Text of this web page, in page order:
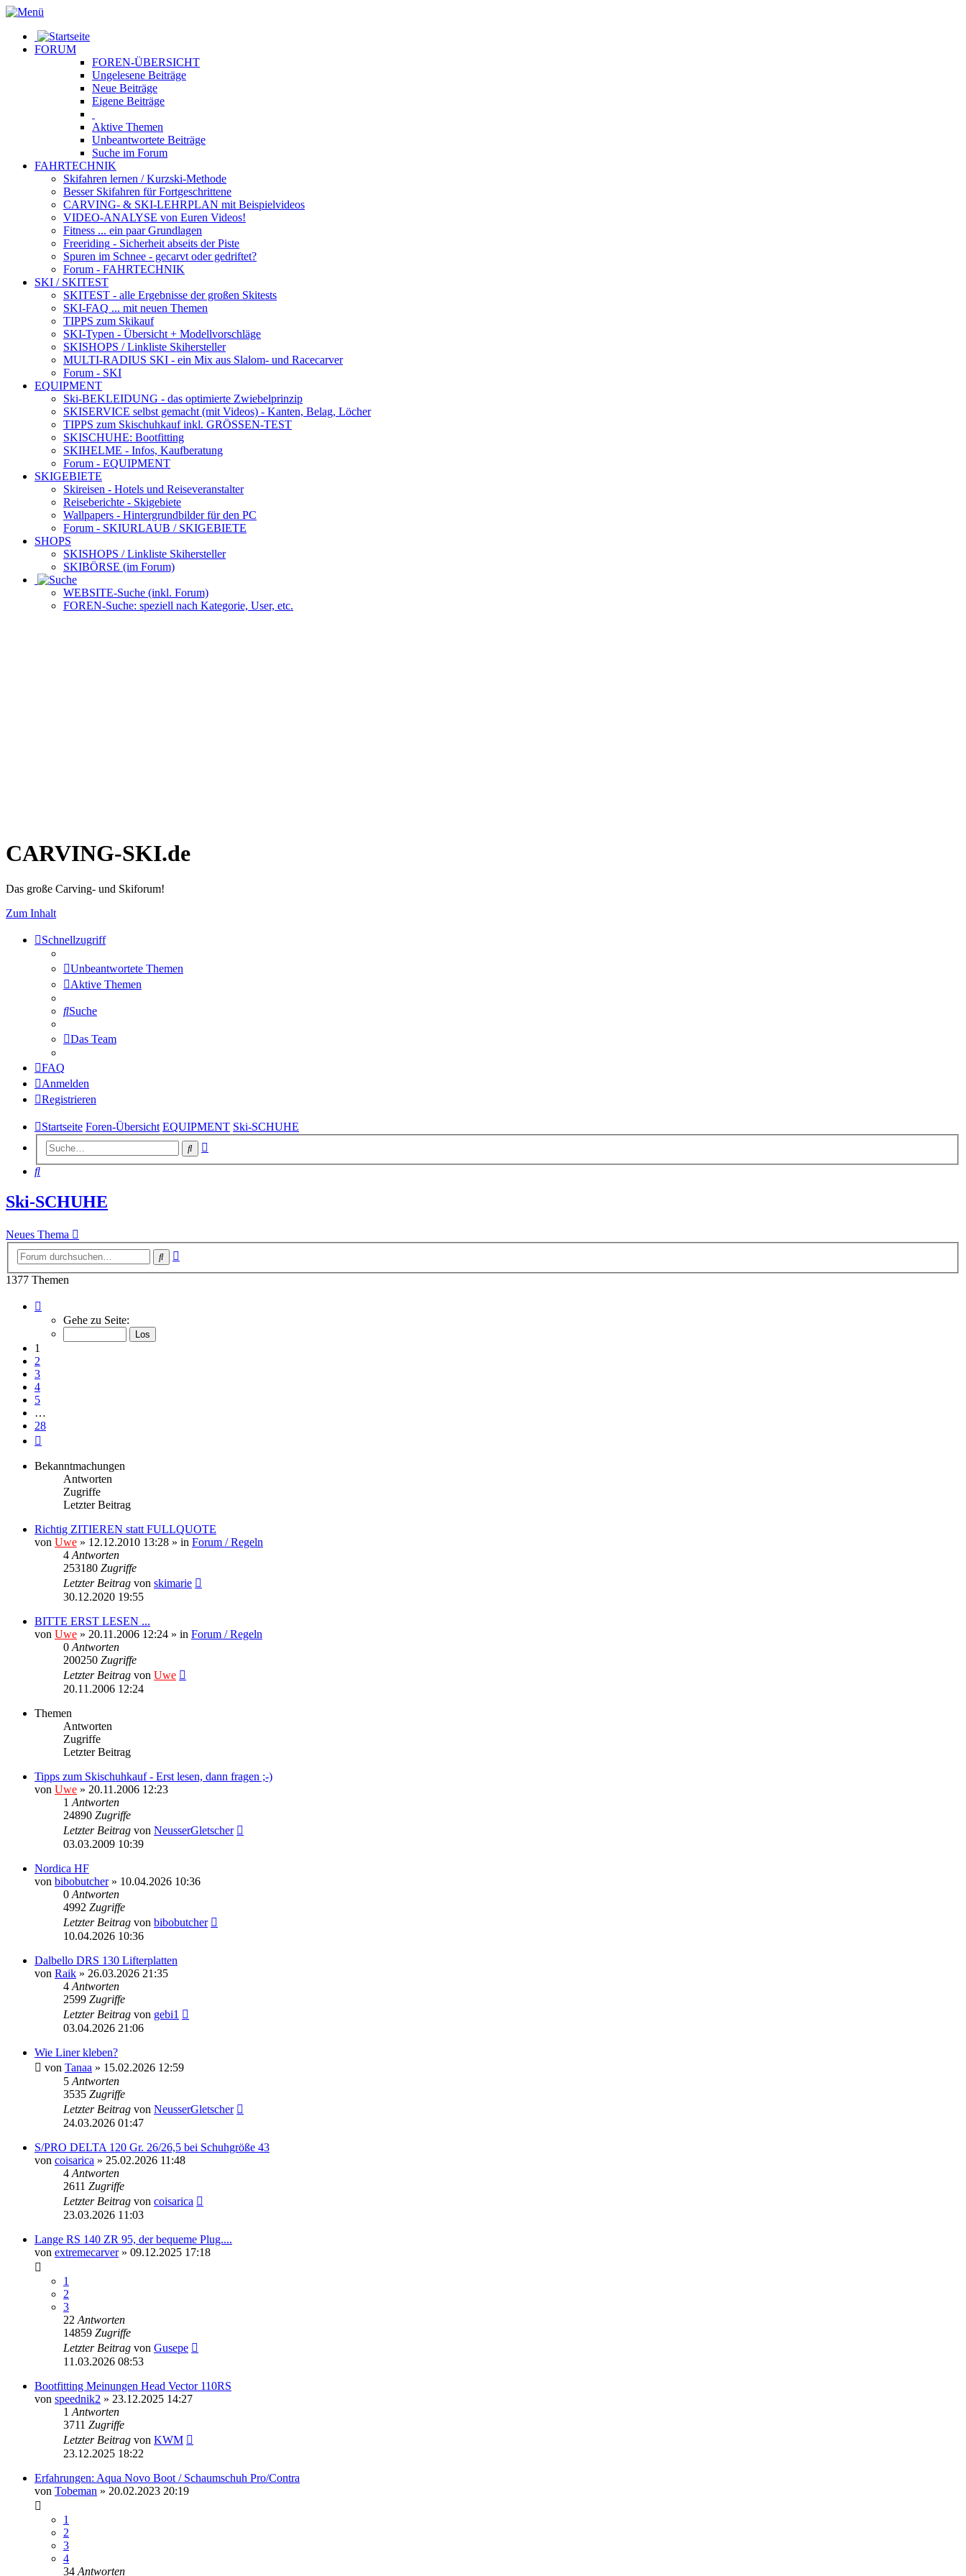
FORUM
FOREN-ÜBERSICHT
Ungelesene Beiträge
Neue Beiträge
Eigene Beiträge
Aktive Themen
Unbeantwortete Beiträge
Suche im Forum
FAHRTECHNIK
Skifahren lernen / Kurzski-Methode
Besser Skifahren für Fortgeschrittene
CARVING- & SKI-LEHRPLAN mit Beispielvideos
VIDEO-ANALYSE von Euren Videos!
Fitness ... ein paar Grundlagen
Freeriding - Sicherheit abseits der Piste
Spuren im Schnee - gecarvt oder gedriftet?
Forum - FAHRTECHNIK
SKI / SKITEST
SKITEST - alle Ergebnisse der großen Skitests
SKI-FAQ ... mit neuen Themen
TIPPS zum Skikauf
SKI-Typen - Übersicht + Modellvorschläge
SKISHOPS / Linkliste Skihersteller
MULTI-RADIUS SKI - ein Mix aus Slalom- und Racecarver
Forum - SKI
EQUIPMENT
Ski-BEKLEIDUNG - das optimierte Zwiebelprinzip
SKISERVICE selbst gemacht (mit Videos) - Kanten, Belag, Löcher
TIPPS zum Skischuhkaufinkl. GRÖSSEN-TEST
SKISCHUHE: Bootfitting
SKIHELME - Infos, Kaufberatung
Forum - EQUIPMENT
SKIGEBIETE
Skireisen - Hotels und Reiseveranstalter
Reiseberichte - Skigebiete
Wallpapers - Hintergrundbilder für den PC
Forum - SKIURLAUB / SKIGEBIETE
SHOPS
SKISHOPS / Linkliste Skihersteller
SKIBÖRSE (im Forum)
WEBSITE-Suche (inkl. Forum)
FOREN-Suche: speziell nach Kategorie, User, etc.
CARVING-SKI.de
Das große Carving- und Skiforum!
Zum Inhalt
Schnellzugriff
Unbeantwortete Themen
Aktive Themen
Suche
Das Team
FAQ
Anmelden
Registrieren
Startseite Foren-Übersicht EQUIPMENT Ski-SCHUHE
Suche
Suche
Ski-SCHUHE
Neues Thema
Suche
1377 Themen
von
Gehe zu Seite:
1
2
3
4
5
…
28
Bekanntmachungen
Antworten
Zugriffe
Letzter Beitrag
Richtig ZITIEREN statt FULLQUOTE
von Uwe » 12.12.2010 13:28 » in Forum / Regeln
4 Antworten
253180 Zugriffe
Letzter Beitrag von skimarie
30.12.2020 19:55
BITTE ERST LESEN ...
von Uwe » 20.11.2006 12:24 » in Forum / Regeln
0 Antworten
200250 Zugriffe
Letzter Beitrag von Uwe
20.11.2006 12:24
Themen
Antworten
Zugriffe
Letzter Beitrag
Tipps zum Skischuhkauf - Erst lesen, dann fragen ;-)
von Uwe » 20.11.2006 12:23
1 Antworten
24890 Zugriffe
Letzter Beitrag von NeusserGletscher
03.03.2009 10:39
Nordica HF
von bibobutcher» 10.04.2026 10:36
0 Antworten
4992 Zugriffe
Letzter Beitrag von bibobutcher
10.04.2026 10:36
Dalbello DRS 130 Lifterplatten
von Raik » 26.03.2026 21:35
4 Antworten
2599 Zugriffe
Letzter Beitrag von gebi1
03.04.2026 21:06
Wie Liner kleben?
von Tanaa » 15.02.2026 12:59
5 Antworten
3535 Zugriffe
Letzter Beitrag von NeusserGletscher
24.03.2026 01:47
S/PRO DELTA 120 Gr. 26/26,5 bei Schuhgröße 43
von coisarica » 25.02.2026 11:48
4 Antworten
2611 Zugriffe
Letzter Beitrag von coisarica
23.03.2026 11:03
Lange RS 140 ZR 95, der bequeme Plug....
von extremecarver» 09.12.2025 17:18
1
2
3
22 Antworten
14859 Zugriffe
Letzter Beitrag von Gusepe
11.03.2026 08:53
Bootfitting Meinungen Head Vector 110RS
von speednik2 » 23.12.2025 14:27
1 Antworten
3711 Zugriffe
Letzter Beitrag von KWM
23.12.2025 18:22
Erfahrungen: Aqua Novo Boot / Schaumschuh Pro/Contra
von Tobeman » 20.02.2023 20:19
1
2
3
4
34 Antworten